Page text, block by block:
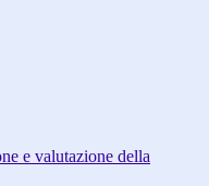
e valutazione della